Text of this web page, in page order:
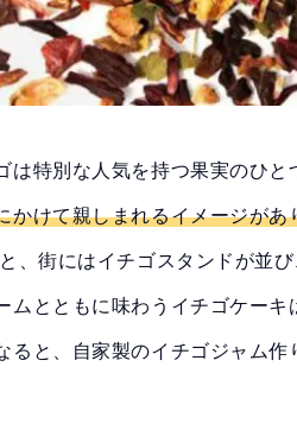
は特別な人気を持つ果実のひと
かけて親しまれるイメージが
、街にはイチゴスタンドが並
ムとともに味わうイチゴケーキ
ると、自家製のイチゴジャム